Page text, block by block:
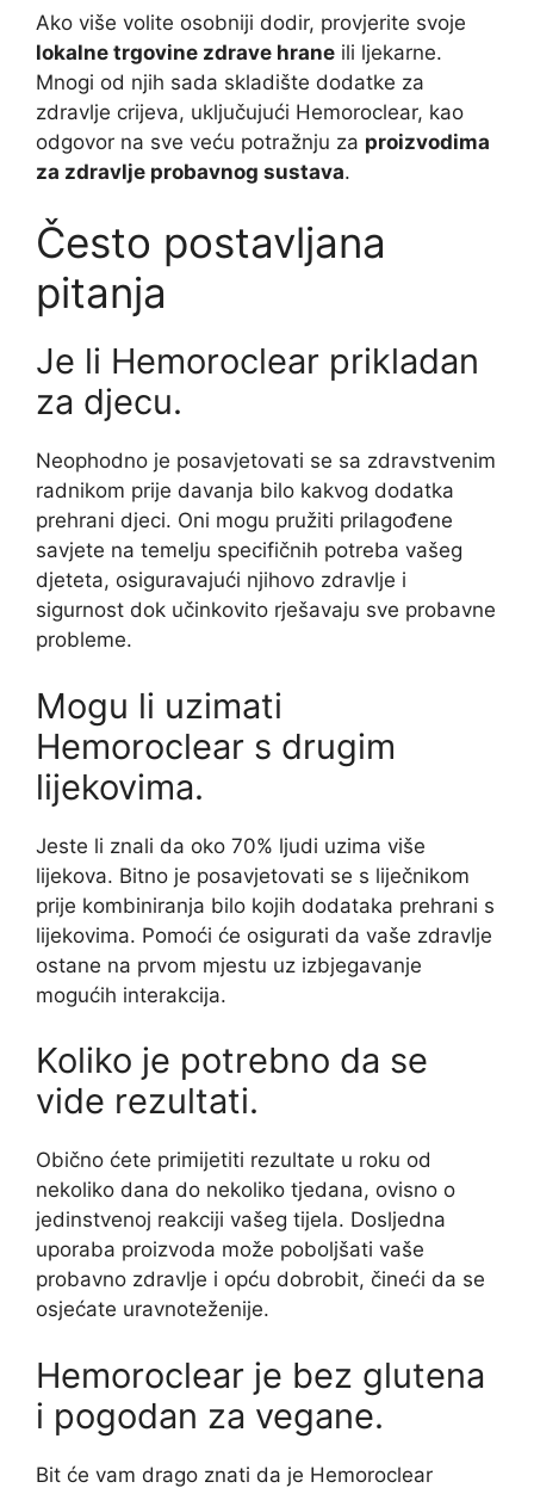
Ako više volite osobniji dodir, provjerite svoje
lokalne trgovine zdrave hrane ili ljekarne.
Mnogi od njih sada skladište dodatke za
zdravlje crijeva, uključujući Hemoroclear, kao
odgovor na sve veću potražnju za proizvodima
za zdravlje probavnog sustava.
Često postavljana
pitanja
Je li Hemoroclear prikladan
za djecu.
Neophodno je posavjetovati se sa zdravstvenim
radnikom prije davanja bilo kakvog dodatka
prehrani djeci. Oni mogu pružiti prilagođene
savjete na temelju specifičnih potreba vašeg
djeteta, osiguravajući njihovo zdravlje i
sigurnost dok učinkovito rješavaju sve probavne
probleme.
Mogu li uzimati
Hemoroclear s drugim
lijekovima.
Jeste li znali da oko 70% ljudi uzima više
lijekova. Bitno je posavjetovati se s liječnikom
prije kombiniranja bilo kojih dodataka prehrani s
lijekovima. Pomoći će osigurati da vaše zdravlje
ostane na prvom mjestu uz izbjegavanje
mogućih interakcija.
Koliko je potrebno da se
vide rezultati.
Obično ćete primijetiti rezultate u roku od
nekoliko dana do nekoliko tjedana, ovisno o
jedinstvenoj reakciji vašeg tijela. Dosljedna
uporaba proizvoda može poboljšati vaše
probavno zdravlje i opću dobrobit, čineći da se
osjećate uravnoteženije.
Hemoroclear je bez glutena
i pogodan za vegane.
Bit će vam drago znati da je Hemoroclear